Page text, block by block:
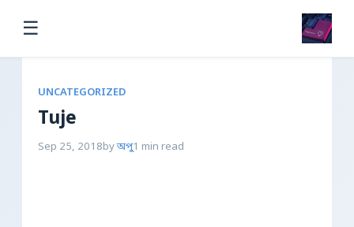
☰
UNCATEGORIZED
Tuje
Sep 25, 2018byঅপু1 min read